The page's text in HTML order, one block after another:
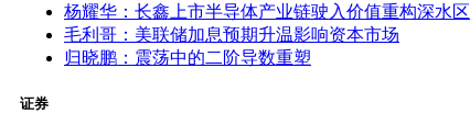
杨耀华：长鑫上市半导体产业链驶入价值重构深水区
毛利哥：美联储加息预期升温影响资本市场
归晓鹏：震荡中的二阶导数重塑
证券